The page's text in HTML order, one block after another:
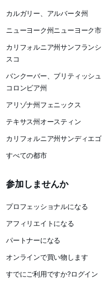
カルガリー、アルバータ州
ニューヨーク州ニューヨーク市
カリフォルニア州サンフランシ
スコ
バンクーバー、ブリティッシュ
コロンビア州
アリゾナ州フェニックス
テキサス州オースティン
カリフォルニア州サンディエゴ
すべての都市
参加しませんか
プロフェッショナルになる
アフィリエイトになる
パートナーになる
オンラインで買い物します
すでにご利用ですか?ログイン